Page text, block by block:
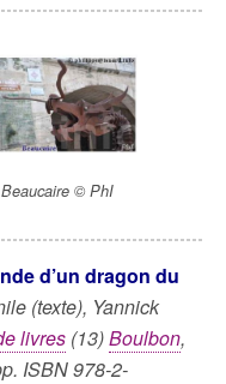
© PhI
d’un dragon du
(texte), Yannick
livres (13)Boulbon,
ISBN 978-2-